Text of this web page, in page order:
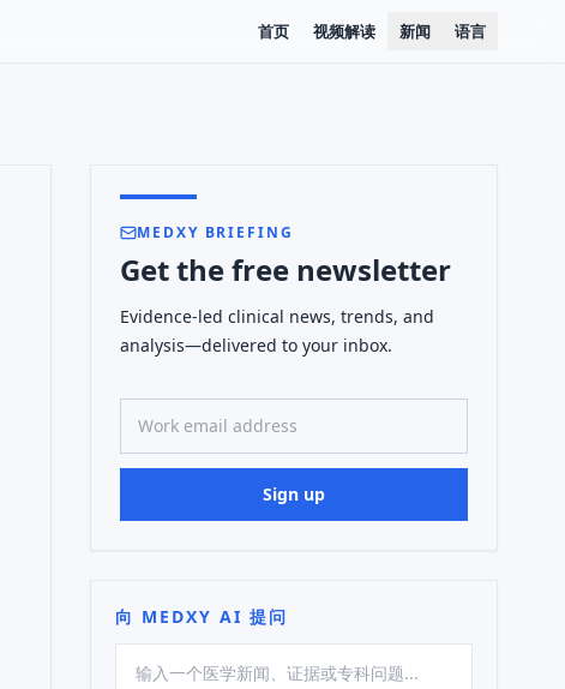
首页 视频解读 新闻 语言
MEDXY BRIEFING
Get the free newsletter
Evidence-led clinical news, trends, and
analysis—delivered to your inbox.
Work email address
Sign up
向 MEDXY AI 提问